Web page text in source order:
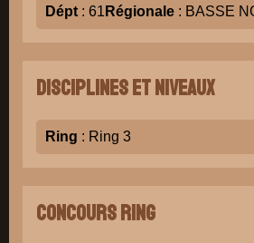
Dépt : 61 Régionale : BASSE
Disciplines et niveaux
Ring : Ring 3
Concours Ring